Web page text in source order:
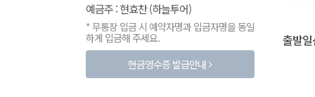
예금주 : 현효찬 (하늘투어)
* 무통장 입금 시 예약자명과 입금자명을 동일
하게 입금해 주세요.
현금영수증 발급안내
출발일